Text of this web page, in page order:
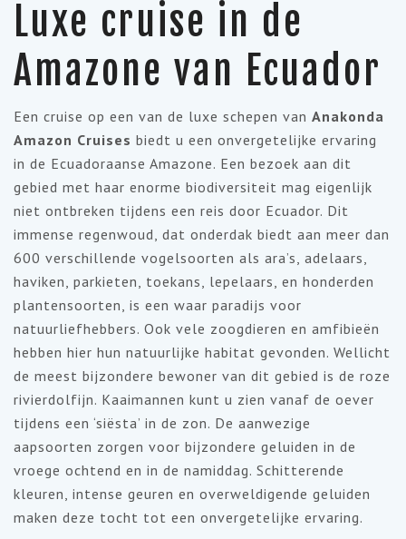
Luxe cruise in de
Amazone van Ecuador
Een cruise op een van de luxe schepen van Anakonda
Amazon Cruises biedt u een onvergetelijke ervaring
in de Ecuadoraanse Amazone. Een bezoek aan dit
gebied met haar enorme biodiversiteit mag eigenlijk
niet ontbreken tijdens een reis door Ecuador. Dit
immense regenwoud, dat onderdak biedt aan meer dan
600 verschillende vogelsoorten als ara’s, adelaars,
haviken, parkieten, toekans, lepelaars, en honderden
plantensoorten, is een waar paradijs voor
natuurliefhebbers. Ook vele zoogdieren en amfibieën
hebben hier hun natuurlijke habitat gevonden. Wellicht
de meest bijzondere bewoner van dit gebied is de roze
rivierdolfijn. Kaaimannen kunt u zien vanaf de oever
tijdens een ‘siësta’ in de zon. De aanwezige
aapsoorten zorgen voor bijzondere geluiden in de
vroege ochtend en in de namiddag. Schitterende
kleuren, intense geuren en overweldigende geluiden
maken deze tocht tot een onvergetelijke ervaring.